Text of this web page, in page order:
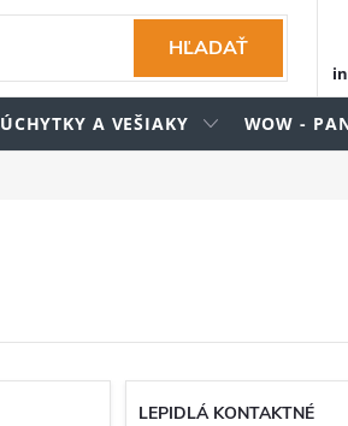
HĽADAŤ
ÚCHYTKY A VEŠIAKY WOW -
LEPIDLÁ KONTAKTNÉ